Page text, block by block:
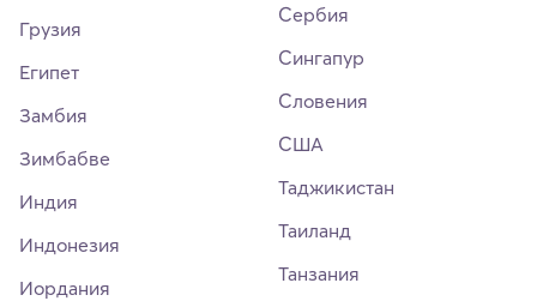
Грузия
Египет
Замбия
Зимбабве
Индия
Индонезия
Иордания
Сербия
Сингапур
Словения
США
Таджикистан
Таиланд
Танзания